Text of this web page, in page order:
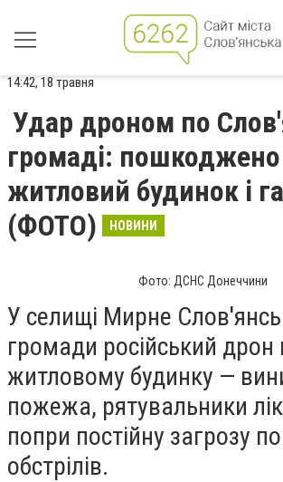
14:42, 18 травня
Удар дроном по
громаді: пошкоджено
житловий будинок і
(ФОТО)
НОВИНИ
Фото: ДСНС Донеччини
У селищі Мирне
громади російський
житловому будинку —
пожежа, рятувальники
попри постійну загрозу
обстрілів.